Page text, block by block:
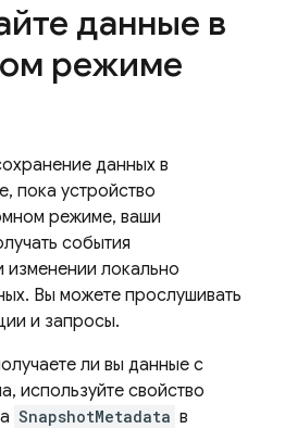
данные в
режиме
данных в
пока устройство
режиме, ваши
события
локально
Вы можете прослушивать
и запросы.
ли вы данные с
используйте свойство
SnapshotMetadata в